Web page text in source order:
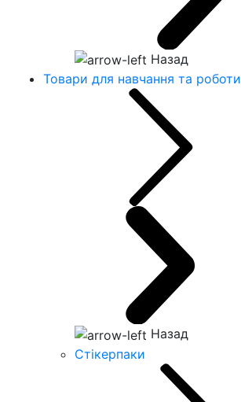
Назад
Товари для навчання та роботи
Назад
Стікерпаки